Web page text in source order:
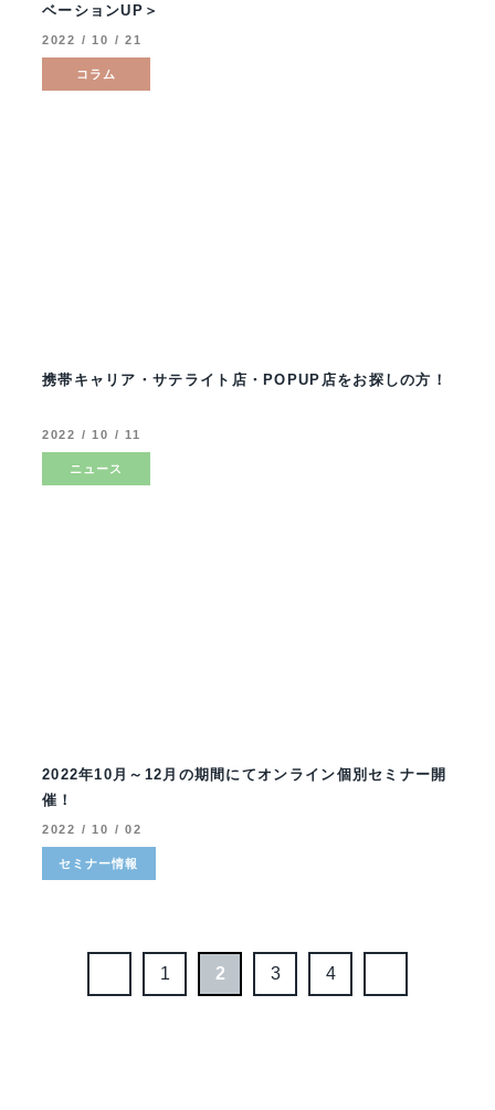
ベーションUP＞
2022 / 10 / 21
コラム
携帯キャリア・サテライト店・POPUP店をお探しの方！
2022 / 10 / 11
ニュース
2022年10月～12月の期間にてオンライン個別セミナー開
催！
2022 / 10 / 02
セミナー情報
1 2 3 4